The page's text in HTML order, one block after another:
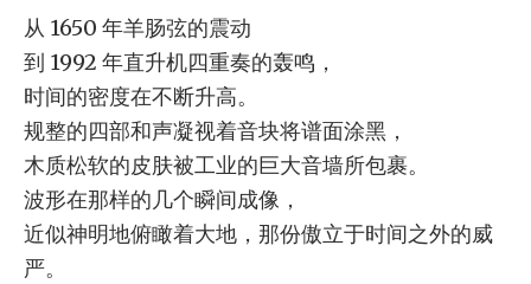
从 1650 年羊肠弦的震动
到 1992 年直升机四重奏的轰鸣，
时间的密度在不断升高。
规整的四部和声凝视着音块将谱面涂黑，
木质松软的皮肤被工业的巨大音墙所包裹。
波形在那样的几个瞬间成像，
近似神明地俯瞰着大地，那份傲立于时间之外的威
严。